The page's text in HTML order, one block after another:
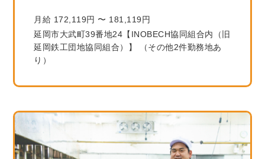
月給 172,119円 〜 181,119円
延岡市大武町39番地24【INOBECH協同組合内（旧
延岡鉄工団地協同組合）】 （その他2件勤務地あ
り）